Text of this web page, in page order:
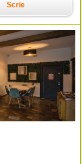
Scrie